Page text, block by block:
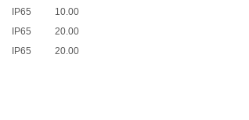
IP65 10.00
IP65 20.00
IP65 20.00